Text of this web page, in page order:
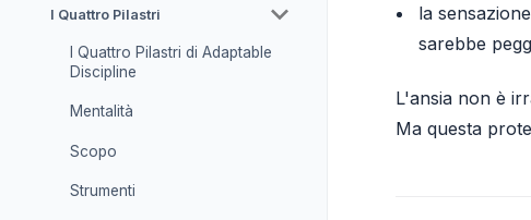
I Quattro Pilastri
I Quattro Pilastri di Adaptable
Discipline
Mentalità
Scopo
Strumenti
la
sarebbe
L'ansia non è
Ma questa